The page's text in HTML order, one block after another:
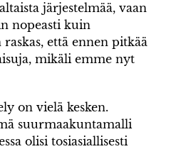
järjestelmää, vaan
nopeasti kuin
että ennen pitkää
mikäli emme nyt
on vielä kesken.
suurmaakuntamalli
olisi tosiasiallisesti